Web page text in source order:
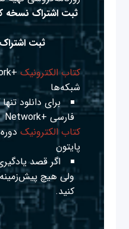
ثبت اشتراک نسخه
ثبت
کتاب الکترونیک
شبکه‌ها
برای دانلود
فارسی +Network
کتاب الکترونیک
پایتون
اگر قصد
ولی هیچ
کنید.